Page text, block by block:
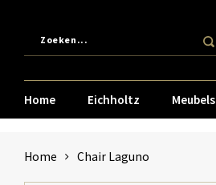
Home Eichholtz Meubels
Home Chair Laguno